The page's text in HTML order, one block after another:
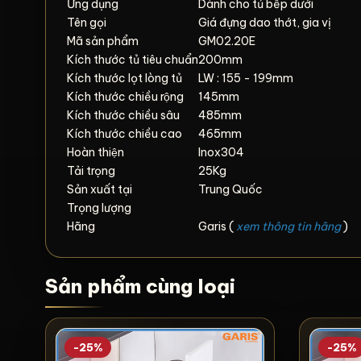
Ứng dụng
Dành cho tủ bếp dưới
Tên gọi
Giá đựng dao thớt, gia vị
Mã sản phẩm
GM02.20E
Kích thước tủ tiêu chuẩn200mm
Kích thước lọt lòng tủ
LW : 155 - 199mm
Kích thước chiều rộng
145mm
Kích thước chiều sâu
485mm
Kích thước chiều cao
465mm
Hoàn thiện
Inox304
Tải trọng
25Kg
Sản xuất tại
Trung Quốc
Trọng lượng
Hãng
Garis ( xem thông tin hãng)
Sản phẩm cùng loại
-25% -25%